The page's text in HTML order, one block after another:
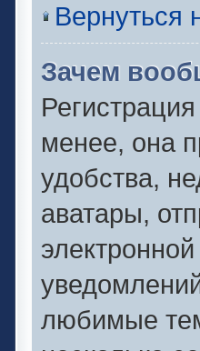
Вернуться
Зачем
менее, она
удобства,
аватары,
любимые